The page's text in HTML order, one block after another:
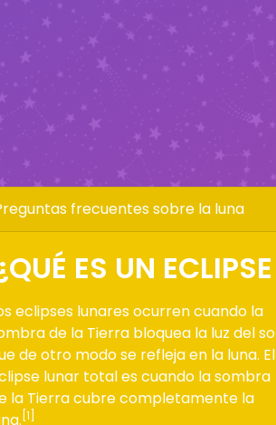
frecuentes sobre la luna
ES UN
eclipses lunares ocurren cuando la
de la Tierra bloquea la luz del
de otro modo se refleja en la luna. El
lunar total es cuando la sombra
la Tierra cubre completamente la
[1]